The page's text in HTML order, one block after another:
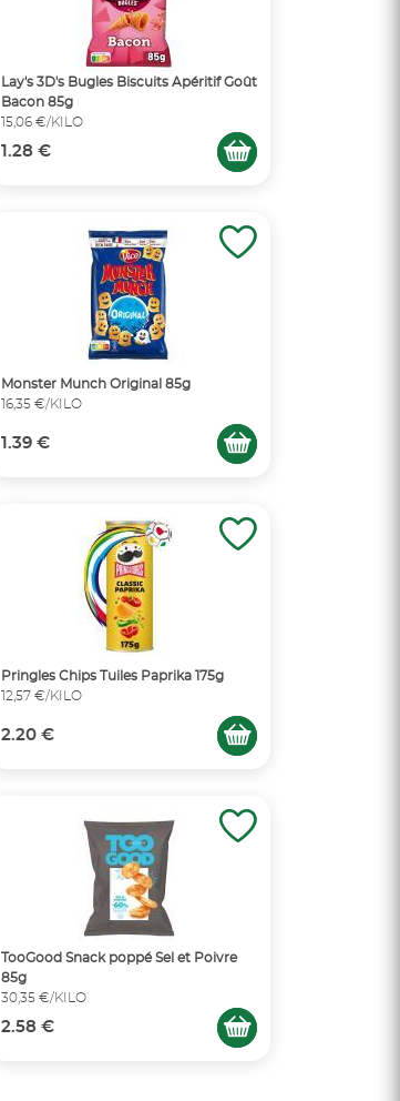
Lay's 3D's Bugles Biscuits Apéritif Goût
Bacon 85g
15,06 €/KILO
1.28 €
Monster Munch Original 85g
16,35 €/KILO
1.39 €
Pringles Chips Tuiles Paprika 175g
12,57 €/KILO
2.20 €
TooGood Snack poppé Sel et Poivre
85g
30,35 €/KILO
2.58 €